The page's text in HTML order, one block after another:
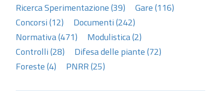
Ricerca Sperimentazione (39)
Gare (116)
Concorsi (12)
Documenti (242)
Normativa (471)
Modulistica (2)
Controlli (28)
Difesa delle piante (72)
Foreste (4)
PNRR (25)